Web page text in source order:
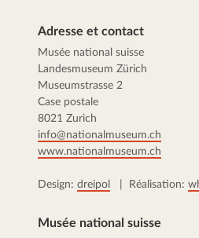
Adresse et contact
Musée national suisse
Landesmuseum Zürich
Museumstrasse 2
Case postale
8021 Zurich
info@nationalmuseum.ch
www.nationalmuseum.ch
Design: dreipol | Réalisation:
Musée national suisse